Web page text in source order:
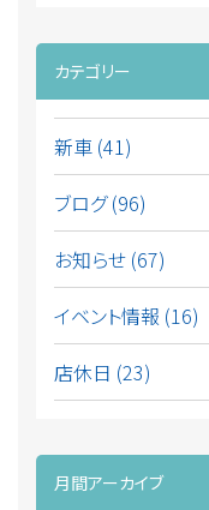
カテゴリー
新車 (41)
ブログ (96)
お知らせ (67)
イベント情報 (16)
店休日 (23)
月間アーカイブ